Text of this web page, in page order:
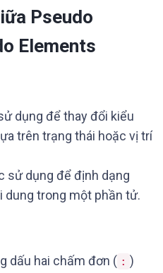
Pseudo
Elements
dụng để thay đổi kiểu
trên trạng thái hoặc vị trí
sử dụng để định dạng
dung trong một phần tử.
dấu hai chấm đơn ( : )